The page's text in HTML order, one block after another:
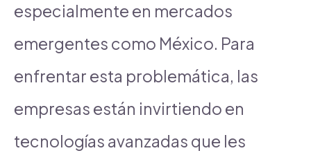
especialmente en mercados
emergentes como México. Para
enfrentar esta problemática, las
empresas están invirtiendo en
tecnologías avanzadas que les